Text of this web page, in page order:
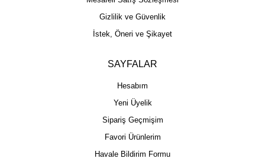
Gizlilik ve Güvenlik
İstek, Öneri ve Şikayet
SAYFALAR
Hesabım
Yeni Üyelik
Sipariş Geçmişim
Favori Ürünlerim
Havale Bildirim Formu